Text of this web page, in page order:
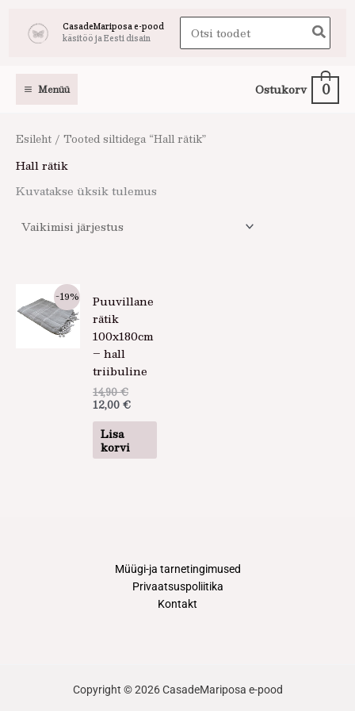
CasadeMariposa e-pood
käsitöö ja Eesti disain
Search
for:
Menüü Ostukorv 0
Esileht / Tooted siltidega “Hall rätik”
Hall rätik
Kuvatakse üksik tulemus
-19%
Puuvillane
rätik
100x180cm
– hall
triibuline
14,90€
hind
12,00 €
hind
Lisa
korvi
Müügi-ja tarnetingimused
Privaatsuspoliitika
Kontakt
Copyright © 2026 CasadeMariposa e-pood